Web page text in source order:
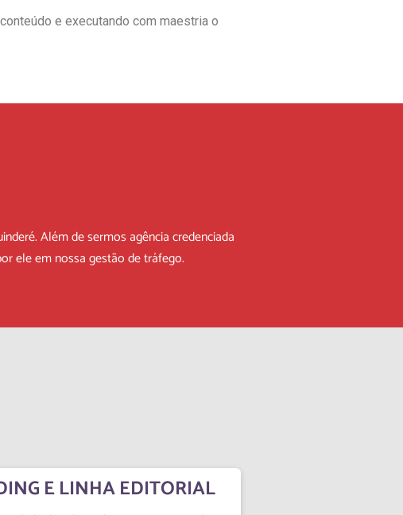
e executando com maestria o
Além de sermos agência credenciada
ele em nossa gestão de tráfego.
E LINHA EDITORIAL